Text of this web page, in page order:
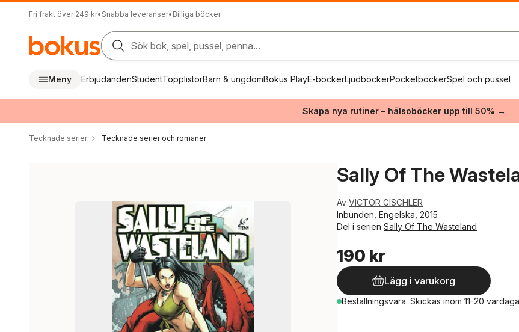
Fri frakt över 249 kr• Snabba leveranser• Billiga böcker
Sök bok, spel, pussel, penna...
Meny ErbjudandenStudentTopplistorBarn & ungdomBokus PlayE-böckerLjudböckerPocketböckerSpel och pussel
Skapa nya rutiner – hälsoböcker upp till 50% →
Tecknade serier Tecknade serier och romaner
Sally Of The
Av VICTOR GISCHLER
Inbunden, Engelska, 2015
Del i serien Sally Of The Wasteland
190 kr
Lägg i varukorg
Beställningsvara. Skickas inom 11-20